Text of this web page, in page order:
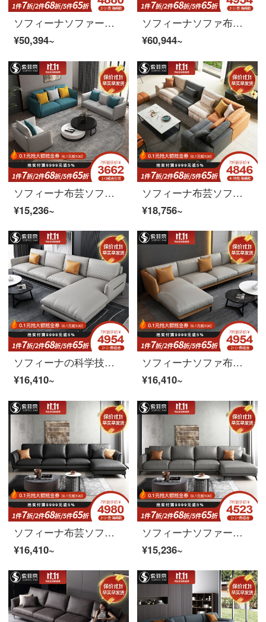
ソフィーナソファー布芸ソファーイタリア式軽い贅沢な布芸ソファーは現代客間の小さな部屋型の回転角度を簡単に表します。リビング家具1+3ラテックスタイプです。
¥50,394~
ソフィーナソファ布芸ソファー北欧科技布ソファー客間の組み合わせは簡単で現代的な小型住宅型の回転角が布芸ソファ2+1+貴妃ラテックスのタイプを分解して洗うことができます。
¥60,944~
ソフィーナ布芸ソファー北欧シンプル現代客間家具小室タイプ123セット布ソファ3人分のソファーシングルルーム
¥15,236~
ソフィーナ布芸ソファー北欧の軽い贅沢なラテックスの科学技術布のソファーの客間は簡単に近代的な無料洗濯の小型住宅型ダウンジャケットのソファーの組み合わせの2人の位のスポンジの席が包んでくれます。
¥18,756~
ソフィーナの科学技術布ソファー北欧布芸ソファー現代小型客間シンプルな四人の三人の科学技術布の角を回転するソファーのシングル席。
¥16,410~
ソフィーナソファ布芸ソファー北欧ソファ科技布ペア三人でソファに並んでいます。
¥16,410~
ソフィーナ布芸ソファー北欧科技布ソファーのサイズと王妃の組み合わせは簡単で現代客間の角にあるソファーの本革ソファーのシングル席（スポンジ）です。
¥16,410~
ソフィーナソファーの科学技術布のソファーは簡単に現代客間の北欧風の三人の布芸ソファーの小さい部屋型ソファーのシングル席を予約します。
¥15,236~